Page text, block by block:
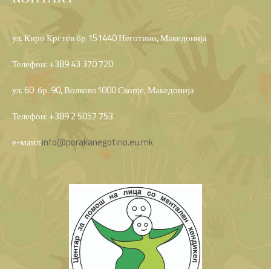
ул. Киро Крстев бр 151440 Неготино, Македонија
Телефон: +389 43 370 720
ул. 60 бр. 90, Волково1000 Скопје, Македонија
Телефон: +389 2 5057 753
е-маил:info@porakanegotino.eu.mk